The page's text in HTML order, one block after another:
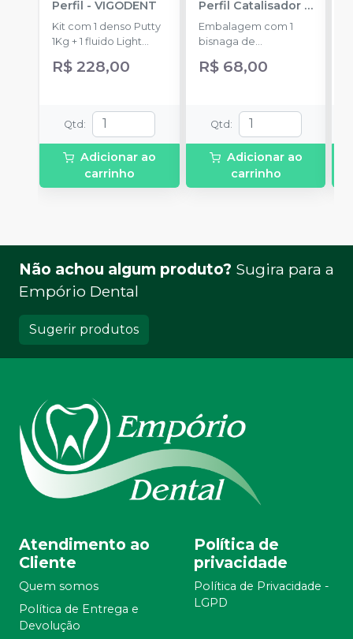
Perfil -VIGODENT
Kit com 1 denso Putty
1Kg + 1 fluido Light
Body 120g + 1
catalisador 60ml.
R$ 228,00
Qtd :
Adicionar ao
carrinho
Perfil Catalisador-
VIGODENT
Embalagem com 1
bisnaga de
catalisador com 50g.
R$ 68,00
Qtd :
Adicionar ao
carrinho
Não achou algum produto? Sugira para a
Empório Dental
Sugerir produtos
Atendimento ao
Cliente
Quem somos
Política de Entrega e
Devolução
Política de
privacidade
Política de Privacidade -
LGPD